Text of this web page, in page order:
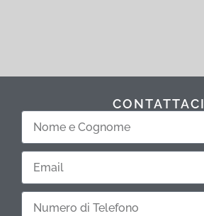
CONTATTACI
e
Cognome